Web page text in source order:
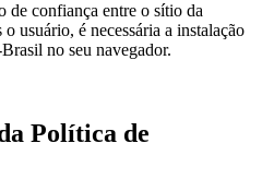
de confiança entre o sítio da
usuário, é necessária a instalação
no seu navegador.
Política de